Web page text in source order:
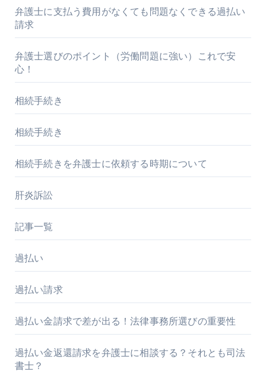
弁護士に支払う費用がなくても問題なくできる過払い
請求
弁護士選びのポイント（労働問題に強い）これで安
心！
相続手続き
相続手続き
相続手続きを弁護士に依頼する時期について
肝炎訴訟
記事一覧
過払い
過払い請求
過払い金請求で差が出る！法律事務所選びの重要性
過払い金返還請求を弁護士に相談する？それとも司法
書士？